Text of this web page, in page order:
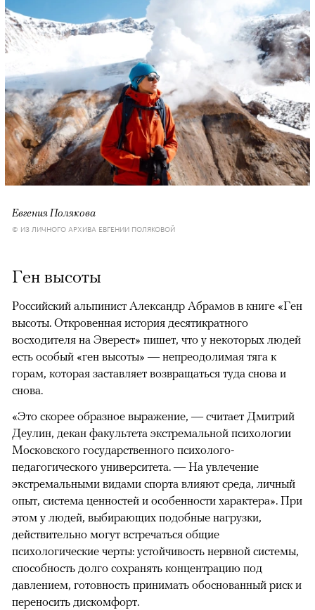
Евгения Полякова
© ИЗ ЛИЧНОГО АРХИВА ЕВГЕНИИ ПОЛЯКОВОЙ
Ген высоты
Российский альпинист Александр Абрамов в книге «Ген
высоты. Откровенная история десятикратного
восходителя на Эверест» пишет, что у некоторых людей
есть особый «ген высоты» — непреодолимая тяга к
горам, которая заставляет возвращаться туда снова и
снова.
«Это скорее образное выражение, — считает Дмитрий
Деулин, декан факультета экстремальной психологии
Московского государственного психолого-
педагогического университета. — На увлечение
экстремальными видами спорта влияют среда, личный
опыт, система ценностей и особенности характера». При
этом у людей, выбирающих подобные нагрузки,
действительно могут встречаться общие
психологические черты: устойчивость нервной системы,
способность долго сохранять концентрацию под
давлением, готовность принимать обоснованный риск и
переносить дискомфорт.